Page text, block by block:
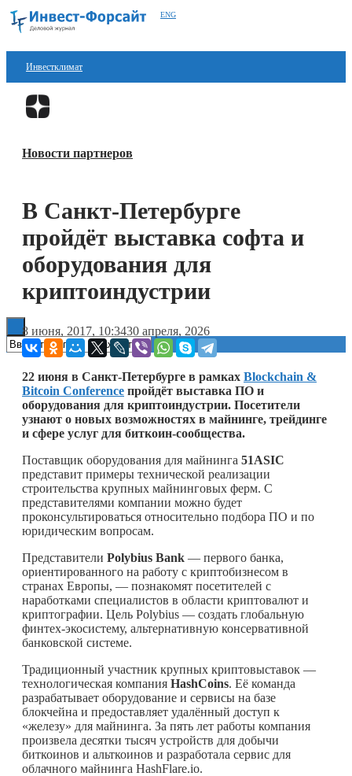
ENG
Инвестклимат
Финансы
Блокчейн
ESG
Книги
Новости партнеров
В Санкт-Петербурге
пройдёт выставка софта и
оборудования для
криптоиндустрии
8 июня, 2017, 10:3430 апреля, 2026
22 июня в Санкт-Петербурге в рамках Blockchain &
Bitcoin Conference пройдёт выставка ПО и
оборудования для криптоиндустрии. Посетители
узнают о новых возможностях в майнинге, трейдинге
и сфере услуг для биткоин-сообщества.
Поставщик оборудования для майнинга 51ASIC
представит примеры технической реализации
строительства крупных майнинговых ферм. С
представителями компании можно будет
проконсультироваться относительно подбора ПО и по
юридическим вопросам.
Представители Polybius Bank — первого банка,
ориентированного на работу с криптобизнесом в
странах Европы, — познакомят посетителей с
наработками специалистов в области криптовалют и
криптографии. Цель Polybius — создать глобальную
финтех-экосистему, альтернативную консервативной
банковской системе.
Традиционный участник крупных криптовыставок —
технологическая компания HashCoins. Её команда
разрабатывает оборудование и сервисы на базе
блокчейна и предоставляет удалённый доступ к
«железу» для майнинга. За пять лет работы компания
произвела десятки тысяч устройств для добычи
биткоинов и альткоинов и разработала сервис для
облачного майнинга HashFlare.io.